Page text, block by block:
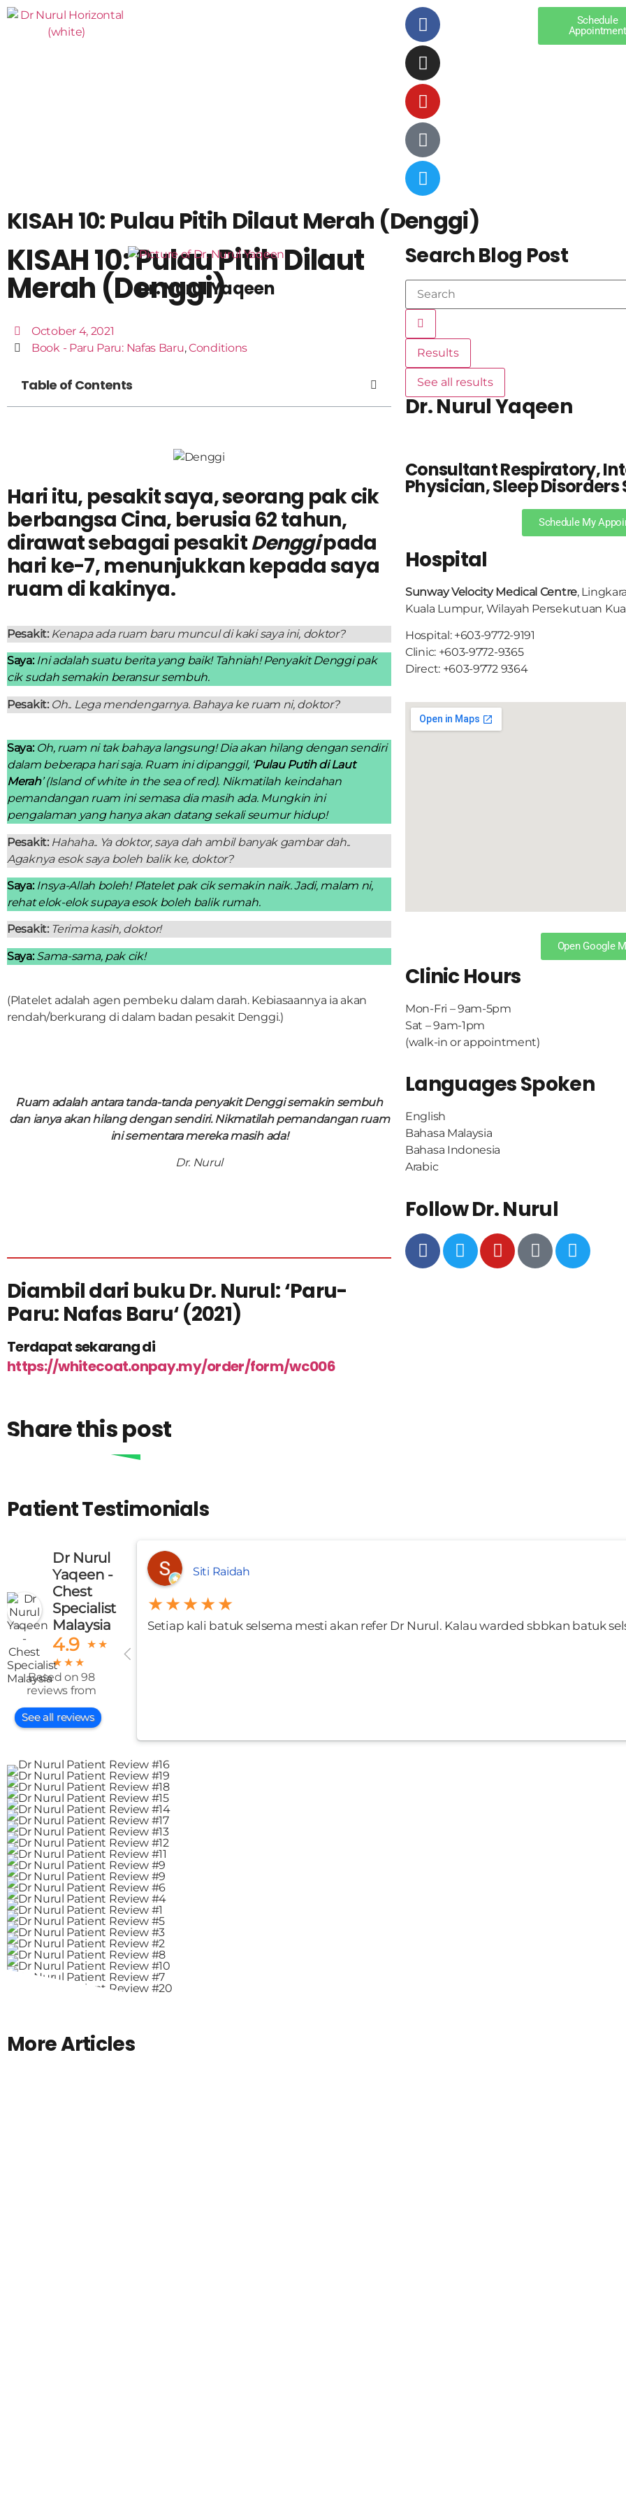
Schedule
Appointment
KISAH 10: Pulau Pitih Dilaut Merah (Denggi)
Dr. Nurul Yaqeen
KISAH 10: Pulau Pitih Dilaut
Merah (Denggi)
October 4, 2021
Book - Paru Paru: Nafas Baru,Conditions
Table of Contents
Hari itu, pesakit saya, seorang pak cik
berbangsa Cina, berusia 62 tahun,
dirawat sebagai pesakitDenggipada
hari ke-7, menunjukkan kepada saya
ruam di kakinya.
Pesakit: Kenapa ada ruam baru muncul di kaki saya ini, doktor?
Saya: Ini adalah suatu berita yang baik! Tahniah! Penyakit Denggi pak
cik sudah semakin beransur sembuh.
Pesakit: Oh.. Lega mendengarnya. Bahaya ke ruam ni, doktor?
Saya: Oh, ruam ni tak bahaya langsung! Dia akan hilang dengan sendiri
dalam beberapa hari saja. Ruam ini dipanggil, ‘ Pulau Putih di Laut
Merah’ (Island of white in the sea of red). Nikmatilah keindahan
pemandangan ruam ini semasa dia masih ada. Mungkin ini
pengalaman yang hanya akan datang sekali seumur hidup!
Pesakit: Hahaha.. Ya doktor, saya dah ambil banyak gambar dah..
Agaknya esok saya boleh balik ke, doktor?
Saya: Insya-Allah boleh! Platelet pak cik semakin naik. Jadi, malam ni,
rehat elok-elok supaya esok boleh balik rumah.
Pesakit: Terima kasih, doktor!
Saya:Sama-sama, pak cik!
(Platelet adalah agen pembeku dalam darah. Kebiasaannya ia akan
rendah/berkurang di dalam badan pesakit Denggi.)
Ruam adalah antara tanda-tanda penyakit Denggi semakin sembuh
dan ianya akan hilang dengan sendiri. Nikmatilah pemandangan ruam
ini sementara mereka masih ada!
Dr. Nurul
Diambil dari buku Dr. Nurul: ‘Paru-
Paru: Nafas Baru‘ (2021)
Terdapat sekarang di
https://whitecoat.onpay.my/order/form/wc006
Share this post
Search Blog Post
Results
See all results
Dr. Nurul Yaqeen
Consultant Respiratory,
Physician, Sleep
Schedule My
Hospital
Sunway Velocity Medical Centre,
Kuala Lumpur, Wilayah Persekutuan
Hospital: +603-9772-9191
Clinic: +603-9772-9365
Direct: +603-9772 9364
Open Google
Clinic Hours
Mon-Fri – 9am-5pm
Sat – 9am-1pm
(walk-in or appointment)
Languages Spoken
English
Bahasa Malaysia
Bahasa Indonesia
Arabic
Follow Dr. Nurul
Patient Testimonials
Dr Nurul
Yaqeen -
Chest
Specialist
Malaysia
4.9 ★ ★
★ ★ ★
Based on 98
reviews from
See all reviews
Siti Raidah
★★★★★
Setiap kali batuk selsema mesti akan refer Dr Nurul. Kalau warded sbbkan batuk
More Articles